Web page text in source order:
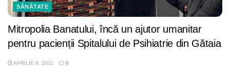
SĂNĂTATE
Mitropolia Banatului, încă un ajutor umanitar
pentru pacienții Spitalului de Psihiatrie din Gătaia
APRILIE 9, 2021 0